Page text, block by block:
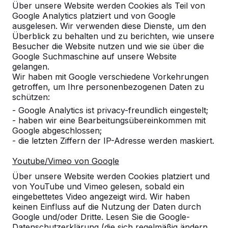
Über unsere Website werden Cookies als Teil von
Google Analytics platziert und von Google
ausgelesen. Wir verwenden diese Dienste, um den
Überblick zu behalten und zu berichten, wie unsere
Besucher die Website nutzen und wie sie über die
Google Suchmaschine auf unsere Website
gelangen.
Wir haben mit Google verschiedene Vorkehrungen
getroffen, um Ihre personenbezogenen Daten zu
schützen:
- Google Analytics ist privacy-freundlich eingestelt;
- haben wir eine Bearbeitungsübereinkommen mit
Google abgeschlossen;
- die letzten Ziffern der IP-Adresse werden maskiert.
Youtube/Vimeo von Google
Über unsere Website werden Cookies platziert und
von YouTube und Vimeo gelesen, sobald ein
eingebettetes Video angezeigt wird. Wir haben
keinen Einfluss auf die Nutzung der Daten durch
Google und/oder Dritte. Lesen Sie die Google-
Referenzen
Unsere Produkte finden Sie in ganz Europa
und darüber hinaus. Sehen Sie hier, wo Sie
ein HeBlad-Produkt in Ihrer Nähe finden.